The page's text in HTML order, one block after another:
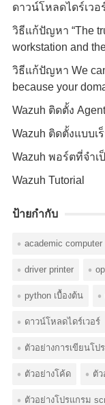
ดาวน์โหลดไดร์เวอ
วิธีแก้ปัญหา “The
workstation and
วิธีแก้ปัญหา We
because your
Wazuh ติดตั้ง
Wazuh ติดตั้งแบบเ
Wazuh พอร์ตที่จำเ
Wazuh Tutorial
ป้ายกำกับ
academic computer
driver printer
python เบื้องต้น
ดาวน์โหลดไดร์เวอร์
ตัวอย่างการเขียนโป
ตัวอย่างโค้ด ตั
ตัวอย่างโปรแกรม